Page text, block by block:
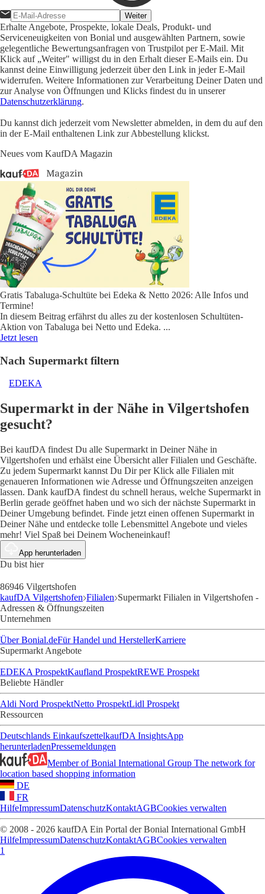
Weiter
Erhalte Angebote, Prospekte, lokale Deals, Produkt- und
Serviceneuigkeiten von Bonial und ausgewählten Partnern, sowie
gelegentliche Bewertungsanfragen von Trustpilot per E-Mail. Mit
Klick auf „Weiter" willigst du in den Erhalt dieser E-Mails ein. Du
kannst deine Einwilligung jederzeit über den Link in jeder E-Mail
widerrufen. Weitere Informationen zur Verarbeitung Deiner Daten und
zur Analyse von Öffnungen und Klicks findest du in unserer
Datenschutzerklärung.
Du kannst dich jederzeit vom Newsletter abmelden, in dem du auf den
in der E-Mail enthaltenen Link zur Abbestellung klickst.
Neues vom KaufDA Magazin
Gratis Tabaluga-Schultüte bei Edeka & Netto 2026: Alle Infos und
Termine!
In diesem Beitrag erfährst du alles zu der kostenlosen Schultüten-
Aktion von Tabaluga bei Netto und Edeka. ...
Jetzt lesen
Nach Supermarkt filtern
EDEKA
Supermarkt in der Nähe in Vilgertshofen
gesucht?
Bei kaufDA findest Du alle Supermarkt in Deiner Nähe in
Vilgertshofen und erhälst eine Übersicht aller Filialen und Geschäfte.
Zu jedem Supermarkt kannst Du Dir per Klick alle Filialen mit
genaueren Informationen wie Adresse und Öffnungszeiten anzeigen
lassen. Dank kaufDA findest du schnell heraus, welche Supermarkt in
Berlin gerade geöffnet haben und wo sich der nächste Supermarkt in
Deiner Umgebung befindet. Finde jetzt einen offenen Supermarkt in
Deiner Nähe und entdecke tolle Lebensmittel Angebote und vieles
mehr! Viel Spaß bei Deinem Wocheneinkauf!
App herunterladen
Du bist hier
86946 Vilgertshofen
kaufDA Vilgertshofen Filialen Supermarkt Filialen in Vilgertshofen -
Adressen & Öffnungszeiten
Unternehmen
Über Bonial.deFür Handel und HerstellerKarriere
Supermarkt Angebote
EDEKA ProspektKaufland ProspektREWE Prospekt
Beliebte Händler
Aldi Nord ProspektNetto ProspektLidl Prospekt
Ressourcen
Deutschlands EinkaufszettelkaufDA InsightsApp
herunterladenPressemeldungen
Member of Bonial International Group The network for
location based shopping information
DE
FR
HilfeImpressumDatenschutzKontaktAGBCookies verwalten
© 2008 - 2026 kaufDA Ein Portal der Bonial International GmbH
HilfeImpressumDatenschutzKontaktAGBCookies verwalten
1